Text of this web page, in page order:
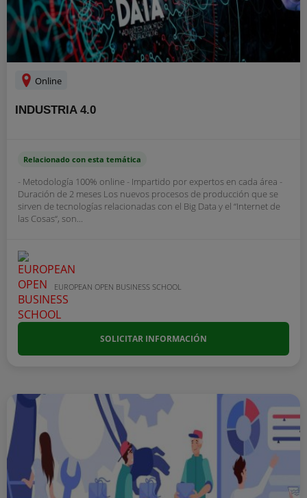
Online
INDUSTRIA 4.0
Relacionado con esta temática
- Metodología 100% online - Impartido por expertos en cada área -
Duración de 2 meses Los nuevos procesos de producción que se
sirven de tecnologías relacionadas con el Big Data y el “Internet de
las Cosas“, son...
EUROPEAN OPEN BUSINESS SCHOOL
SOLICITAR INFORMACIÓN